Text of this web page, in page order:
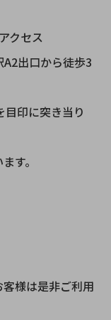
クセス
出口から徒歩3
印に突き当り
す。
様は是非ご利用